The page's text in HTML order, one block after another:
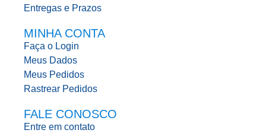
Entregas e Prazos
MINHA CONTA
Faça o Login
Meus Dados
Meus Pedidos
Rastrear Pedidos
FALE CONOSCO
Entre em contato